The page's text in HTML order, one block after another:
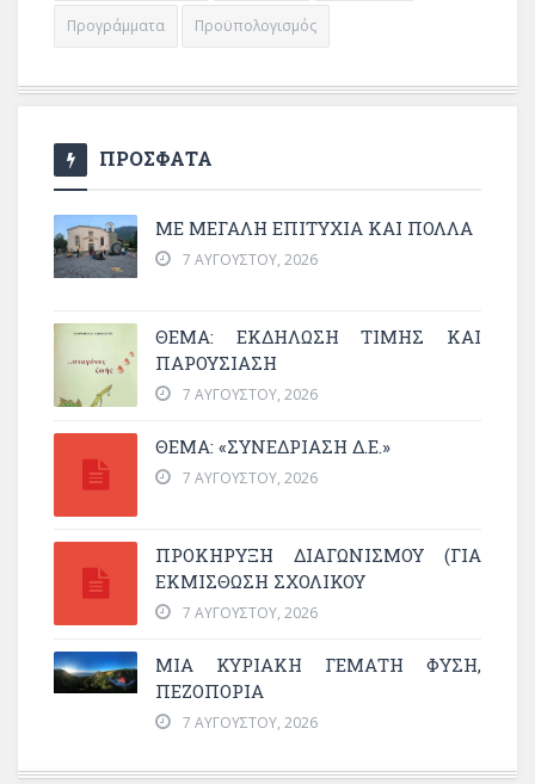
Προγράμματα Προϋπολογισμός
ΠΡΟΣΦΑΤΑ
ΜΕ ΜΕΓΆΛΗ ΕΠΙΤΥΧΊΑ ΚΑΙ ΠΟΛΛΆ
7 ΑΥΓΟΎΣΤΟΥ, 2026
ΘΈΜΑ: ΕΚΔΉΛΩΣΗ ΤΙΜΉΣ ΚΑΙ
ΠΑΡΟΥΣΊΑΣΗ
7 ΑΥΓΟΎΣΤΟΥ, 2026
ΘΕΜΑ: «ΣΥΝΕΔΡΊΑΣΗ Δ.Ε.»
7 ΑΥΓΟΎΣΤΟΥ, 2026
ΠΡΟΚΗΡΥΞΗ ΔΙΑΓΩΝΙΣΜΟΥ (ΓΙΑ
ΕΚΜΊΣΘΩΣΗ ΣΧΟΛΙΚΟΎ
7 ΑΥΓΟΎΣΤΟΥ, 2026
ΜΙΑ ΚΥΡΙΑΚΉ ΓΕΜΆΤΗ ΦΎΣΗ,
ΠΕΖΟΠΟΡΊΑ
7 ΑΥΓΟΎΣΤΟΥ, 2026